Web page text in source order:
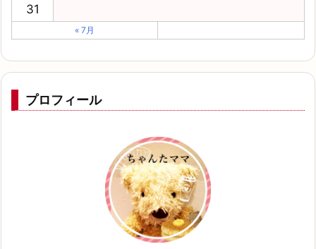
31
« 7月
プロフィール